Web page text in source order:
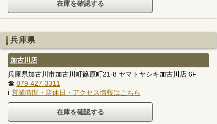
兵庫県
加古川店
兵庫県加古川市加古川町篠原町21-8 ヤマトヤシキ加古川店 6F
☎ 079-427-3311
ℹ 営業時間・店休日・アクセス情報はこちら